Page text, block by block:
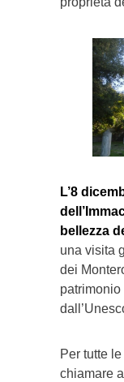
L’8
bellezza
una visita
dei
patrimonio
Per tutte
chiamare